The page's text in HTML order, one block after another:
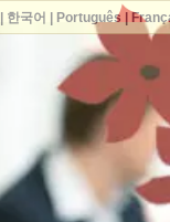
한국어 Português